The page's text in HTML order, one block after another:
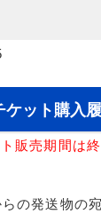
ケット購入
販売期間は終
の発送物の